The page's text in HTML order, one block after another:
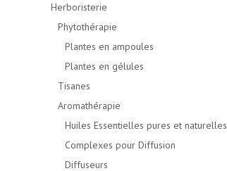
Herboristerie
Phytothérapie
Plantes en ampoules
Plantes en gélules
Tisanes
Aromathérapie
Huiles Essentielles pures et naturelles
Complexes pour Diffusion
Diffuseurs